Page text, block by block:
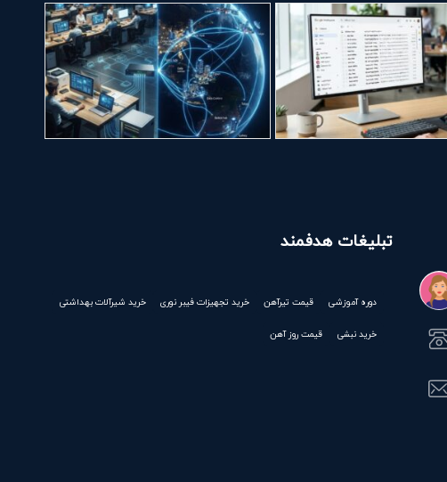
تبلیغات هدفمند
دوره آموزشی قیمت تیرآهن خرید تجهیزات فیبر نوری خرید شیرآلات بهداشتی
خرید نبشی قیمت روز آهن